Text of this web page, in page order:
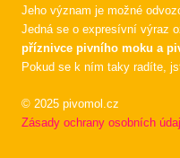
Jeho význam je možné
Jedná se o expresívní výraz
příznivce pivního moku a
Pokud se k ním taky radíte,
© 2025 pivomol.cz
Zásady ochrany osobních